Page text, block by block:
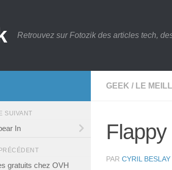
Retrouvez sur Fotozik des articles tech,
GEEK / LE
Flappy
PAR CYRIL BESLAY
SUIVANT
In
gratuits chez OVH